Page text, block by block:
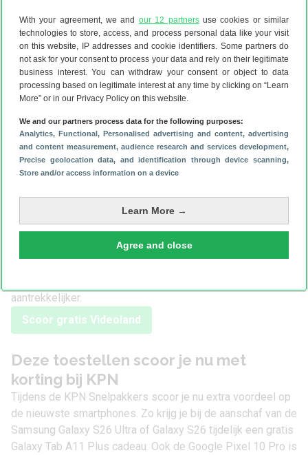
With your agreement, we and our 12 partnersuse cookies or similar
technologies to store, access, and process personal data like your visit
on this website, IP addresses and cookie identifiers. Some partners do
not ask for your consent to process your data and rely on their legitimate
business interest. You can withdraw your consent or object to data
processing based on legitimate interest at any time by clicking on “Learn
More” or in our Privacy Policy on this website.
We and our partners process data for the following purposes:
Analytics, Functional, Personalised advertising and content, advertising
and content measurement, audience research and services development,
Precise geolocation data, and identification through device scanning,
Store and/or access information on a device
Learn More →
Agree and close
Dit wil je nu zien op Videoland
Met eengratis Videoland-abonnement via KPN krijg je
toegang tot een van de grootste streamingdiensten van
Nederland. Het aanbod bestaat uit een mix van populaire
Nederlandse producties, internationale series, films en
realityprogramma’s. Vooral Mocro Maffia blijft een van de
absolute publiekstrekkers, terwijl series als The Rookie en
Killing Eve ook hoog op het kijklijstje van veel abonnees
staan.
Liefhebbers van drama kunnen hun hart trouwens ophalen
met The Handmaid’s Tale, terwijl The Rookie juist ideaal is
voor wie een toegankelijke serie zoekt om meerdere
seizoenen achter elkaar te bingewatchen. Met de
aantrekkelijker.
Scoor gratis Videoland
Deze toestellen scoor je nu met
korting bij KPN
Tijdens de KPN Snelpakkers scoor je nu extra voordeel op
de nieuwste smartphones. Zo krijg je bij de aanschaf van de
Samsung Galaxy S26 Ultra of Galaxy S26 tijdelijk een gratis
Galaxy Tab A11 Plus cadeau. Ook de Google Pixel 10 Pro is